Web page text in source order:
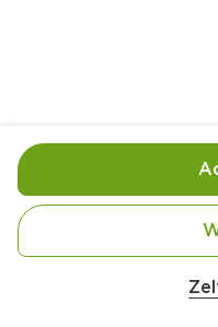
Gebruik- en
Gekoeld bewaren
2 dagen consumeren.